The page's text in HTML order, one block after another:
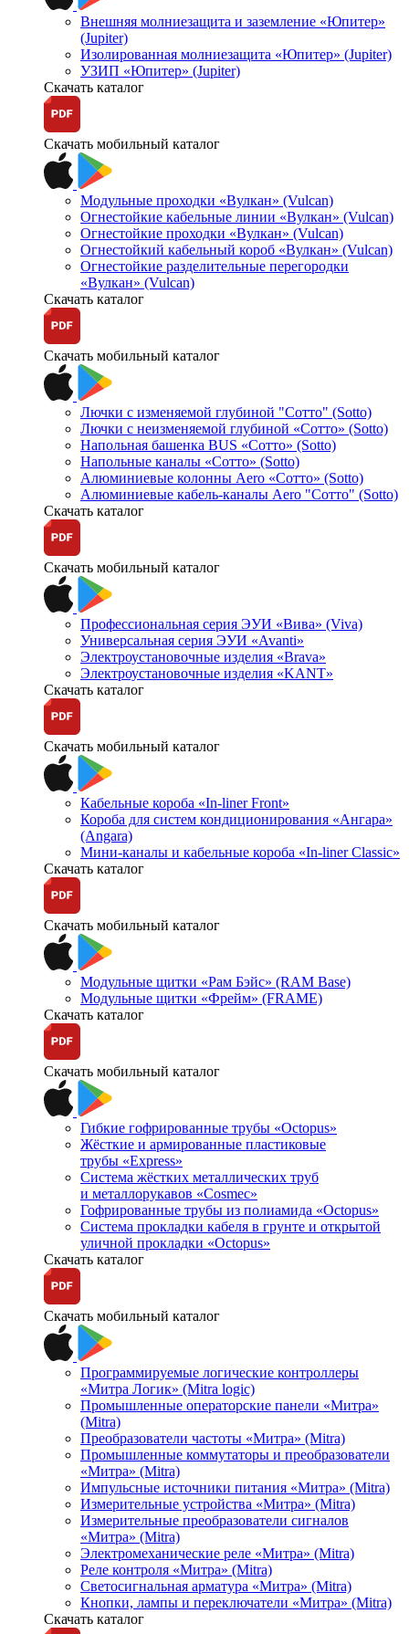
Внешняя молниезащита и заземление «Юпитер»
(Jupiter)
Изолированная молниезащита «Юпитер» (Jupiter)
УЗИП «Юпитер» (Jupiter)
Скачать каталог
Скачать мобильный каталог
Модульные проходки «Вулкан» (Vulcan)
Огнестойкие кабельные линии «Вулкан» (Vulcan)
Огнестойкие проходки «Вулкан» (Vulcan)
Огнестойкий кабельный короб «Вулкан» (Vulcan)
Огнестойкие разделительные перегородки
«Вулкан» (Vulcan)
Скачать каталог
Скачать мобильный каталог
Лючки с изменяемой глубиной "Сотто" (Sotto)
Лючки с неизменяемой глубиной «Сотто» (Sotto)
Напольная башенка BUS «Сотто» (Sotto)
Напольные каналы «Сотто» (Sotto)
Алюминиевые колонны Aero «Сотто» (Sotto)
Алюминиевые кабель-каналы Aero "Сотто" (Sotto)
Скачать каталог
Скачать мобильный каталог
Профессиональная серия ЭУИ «Вива» (Viva)
Универсальная серия ЭУИ «Avanti»
Электроустановочные изделия «Brava»
Электроустановочные изделия «KANT»
Скачать каталог
Скачать мобильный каталог
Кабельные короба «In-liner Front»
Короба для систем кондиционирования «Ангара»
(Angara)
Мини-каналы и кабельные короба «In-liner Classic»
Скачать каталог
Скачать мобильный каталог
Модульные щитки «Рам Бэйс» (RAM Base)
Модульные щитки «Фрейм» (FRAME)
Скачать каталог
Скачать мобильный каталог
Гибкие гофрированные трубы «Octopus»
Жёсткие и армированные пластиковые
трубы «Express»
Система жёстких металлических труб
и металлорукавов «Cosmec»
Гофрированные трубы из полиамида «Octopus»
Система прокладки кабеля в грунте и открытой
уличной прокладки «Octopus»
Скачать каталог
Скачать мобильный каталог
Программируемые логические контроллеры
«Митра Логик» (Mitra logic)
Промышленные операторские панели «Митра»
(Mitra)
Преобразователи частоты «Митра» (Mitra)
Промышленные коммутаторы и преобразователи
«Митра» (Mitra)
Импульсные источники питания «Митра» (Mitra)
Измерительные устройства «Митра» (Mitra)
Измерительные преобразователи сигналов
«Митра» (Mitra)
Электромеханические реле «Митра» (Mitra)
Реле контроля «Митра» (Mitra)
Светосигнальная арматура «Митра» (Mitra)
Кнопки, лампы и переключатели «Митра» (Mitra)
Скачать каталог